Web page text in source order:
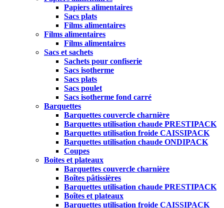
Papiers alimentaires
Sacs plats
Films alimentaires
Films alimentaires
Films alimentaires
Sacs et sachets
Sachets pour confiserie
Sacs isotherme
Sacs plats
Sacs poulet
Sacs isotherme fond carré
Barquettes
Barquettes couvercle charnière
Barquettes utilisation chaude PRESTIPACK
Barquettes utilisation froide CAISSIPACK
Barquettes utilisation chaude ONDIPACK
Coupes
Boites et plateaux
Barquettes couvercle charnière
Boîtes pâtissières
Barquettes utilisation chaude PRESTIPACK
Boîtes et plateaux
Barquettes utilisation froide CAISSIPACK